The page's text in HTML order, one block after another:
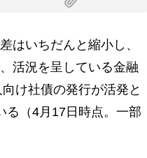
はいちだんと縮小し、
活況を呈している金融
け社債の発行が活発と
る（4月17日時点。一部